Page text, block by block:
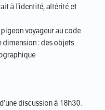
à l’identité, altérité et
voyageur au code
dimension : des objets
discussion à 18h30.